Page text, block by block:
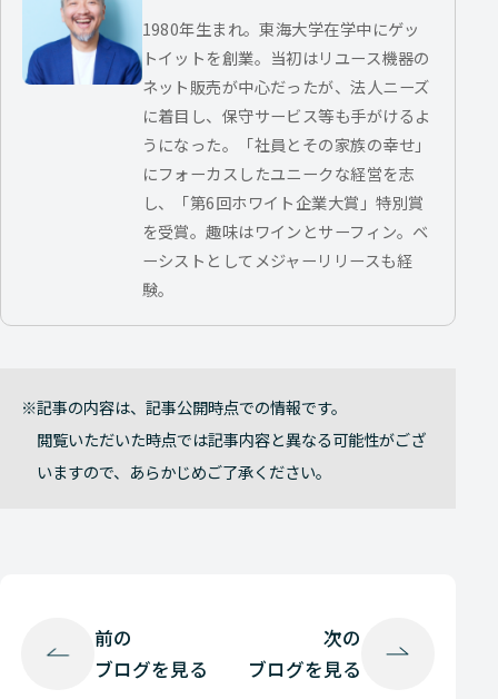
1980年生まれ。東海大学在学中にゲッ
トイットを創業。当初はリユース機器の
ネット販売が中心だったが、法人ニーズ
に着目し、保守サービス等も手がけるよ
うになった。「社員とその家族の幸せ」
にフォーカスしたユニークな経営を志
し、「第6回ホワイト企業大賞」特別賞
を受賞。趣味はワインとサーフィン。ベ
ーシストとしてメジャーリリースも経
験。
記事の内容は、記事公開時点での情報です。
閲覧いただいた時点では記事内容と異なる可能性がござ
いますので、あらかじめご了承ください。
前の
ブログを見る
次の
ブログを見る